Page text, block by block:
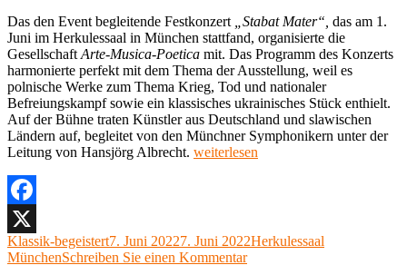
Das den Event begleitende Festkonzert „Stabat Mater“, das am 1.
Juni im Herkulessaal in München stattfand, organisierte die
GesellschaftArte-Musica-Poetica mit. Das Programm des Konzerts
harmonierte perfekt mit dem Thema der Ausstellung, weil es
polnische Werke zum Thema Krieg, Tod und nationaler
Befreiungskampf sowie ein klassisches ukrainisches Stück enthielt.
Auf der Bühne traten Künstler aus Deutschland und slawischen
Ländern auf, begleitet von den Münchner Symphonikern unter der
Leitung von Hansjörg Albrecht. „Polnisches
Rebellen.
Polnischer
Symbolismus
weiterlesen
Facebook
X
Autor
Klassik-begeistertVeröffentlicht
am
7. Juni 20227. Juni 2022Kategorien
Herkulessaal
MünchenSchreiben Sie einen Kommentarzu